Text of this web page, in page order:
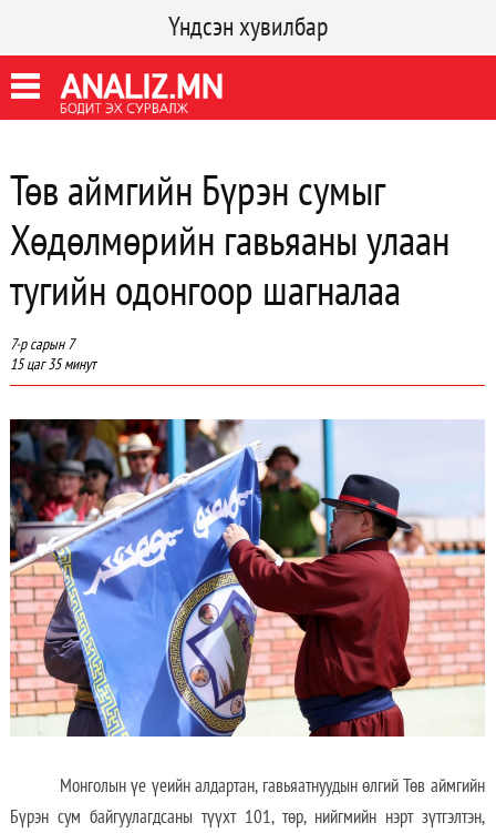
Үндсэн хувилбар
Төв аймгийн Бүрэн сумыг
Хөдөлмөрийн гавьяаны улаан
тугийн одонгоор шагналаа
7-р сарын 7
15 цаг 35 минут
Монголын үе үеийн алдартан, гавьяатнуудын өлгий Төв аймгийн
Бүрэн сум байгуулагдсаны түүхт 101, төр, нийгмийн нэрт зүтгэлтэн,